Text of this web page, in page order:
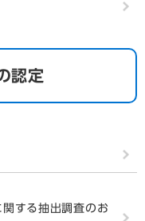
認定
する抽出調査のお